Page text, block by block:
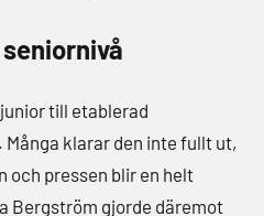
till etablerad
klarar den inte fullt ut,
pressen blir en helt
Bergström gjorde däremot